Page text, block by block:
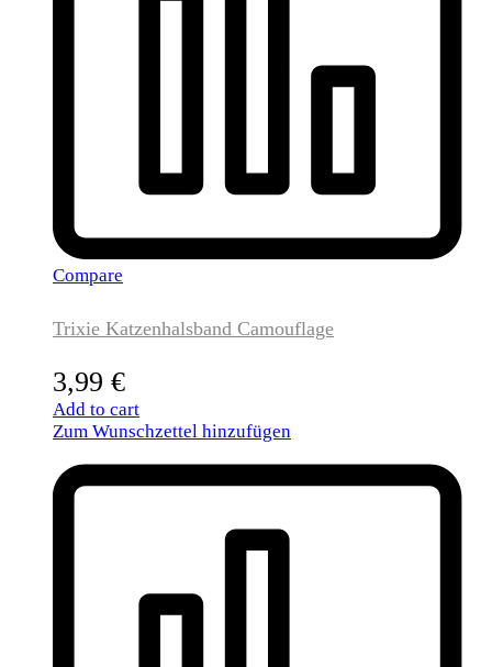
Compare
Trixie Katzenhalsband Camouflage
3,99 €
Add to cart
Zum Wunschzettel hinzufügen